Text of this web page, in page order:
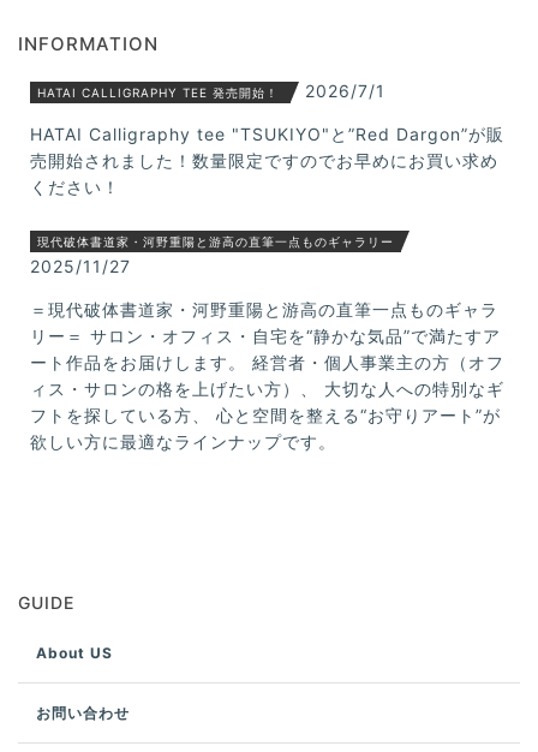
INFORMATION
HATAI CALLIGRAPHY TEE 発売開始！ 2026/7/1
HATAI Calligraphy tee "TSUKIYO"と”Red Dargon”が販
売開始されました！数量限定ですのでお早めにお買い求め
ください！
現代破体書道家・河野重陽と游高の直筆一点ものギャラリー
2025/11/27
＝現代破体書道家・河野重陽と游高の直筆一点ものギャラ
リー＝ サロン・オフィス・自宅を“静かな気品”で満たすア
ート作品をお届けします。 経営者・個人事業主の方（オフ
ィス・サロンの格を上げたい方）、 大切な人への特別なギ
フトを探している方、 心と空間を整える“お守りアート”が
欲しい方に最適なラインナップです。
GUIDE
About US
お問い合わせ